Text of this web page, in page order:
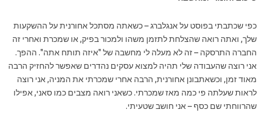
כפי שכתבתי בפוסט על אנגלברג – כשאתה מסתכל אחורנית על ההשקעות
שלך, ואתה רואה שהצלחת לתזמן משהו ולמכור בפיק, או שמכרת ואחרי זה
החברה התרסקה – זה לא מעלה לי מחשבה של "איזה תותח אתה". ההפך.
אני רוצה שהעבודה שלי תהיה למצוא עסקים נהדרים שאפשר להחזיק הרבה
מאוד זמן, וכשאתבונן אחורנית, הרבה אחרי שמכרתי את המניה, אני רוצה
לראות שעלתה פי כמה מאז שמכרתי. כשאני רואה מצבים כמו סאני, אפילו
שהרווחתי שם כסף – אני חושב שטעיתי.